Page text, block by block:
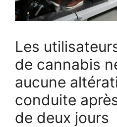
Les
de cannabis
aucune
conduite
de deux jours